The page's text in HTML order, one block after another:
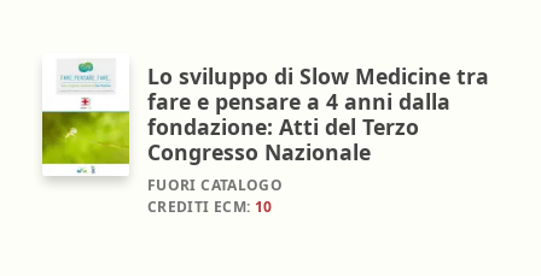
Lo sviluppo di Slow Medicine tra
fare e pensare a 4 anni dalla
fondazione: Atti del Terzo
Congresso Nazionale
FUORI CATALOGO
CREDITI ECM: 10